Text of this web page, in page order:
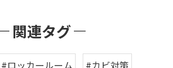
関連タグ
#ロッカールーム
#カビ対策